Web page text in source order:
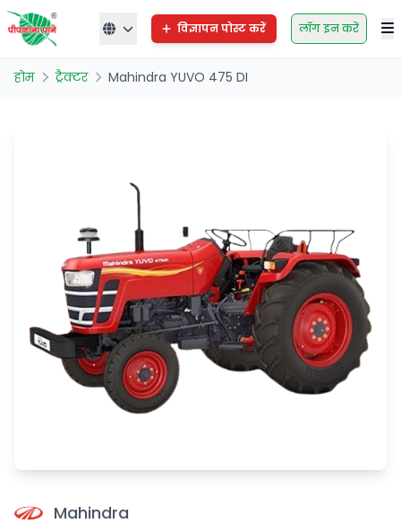
विज्ञापन पोस्ट करें लॉग इन करें
होम ट्रैक्टर Mahindra YUVO 475 DI
Mahindra